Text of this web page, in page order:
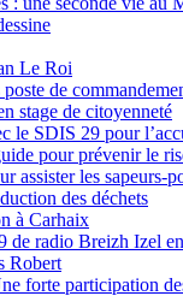
Le Roi
de
stage de citoyenneté
le SDIS 29 pour
pour prévenir le
assister les sapeurs-
des déchets
à Carhaix
de radio Breizh Izel
Robert
forte participation